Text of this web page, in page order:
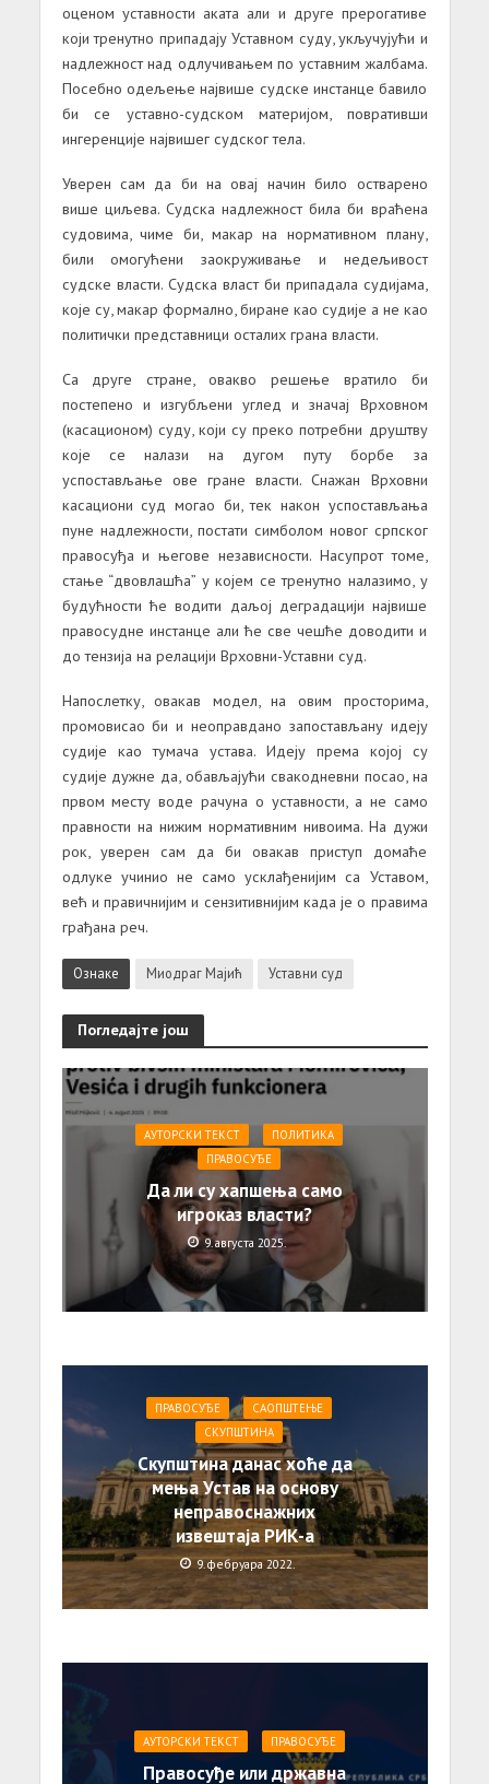
оценом уставности аката али и друге прерогативе
који тренутно припадају Уставном суду, укључујући и
надлежност над одлучивањем по уставним жалбама.
Посебно одељење највише судске инстанце бавило
би се уставно-судском материјом, повративши
ингеренције највишег судског тела.
Уверен сам да би на овај начин било остварено
више циљева. Судска надлежност била би враћена
судовима, чиме би, макар на нормативном плану,
били омогућени заокруживање и недељивост
судске власти. Судска власт би припадала судијама,
које су, макар формално, биране као судије а не као
политички представници осталих грана власти.
Са друге стране, овакво решење вратило би
постепено и изгубљени углед и значај Врховном
(касационом) суду, који су преко потребни друштву
које се налази на дугом путу борбе за
успостављање ове гране власти. Снажан Врховни
касациони суд могао би, тек након успостављања
пуне надлежности, постати симболом новог српског
правосуђа и његове независности. Насупрот томе,
стање “двовлашћа” у којем се тренутно налазимо, у
будућности ће водити даљој деградацији највише
правосудне инстанце али ће све чешће доводити и
до тензија на релацији Врховни-Уставни суд.
Напослетку, овакав модел, на овим просторима,
промовисао би и неоправдано запостављану идеју
судије као тумача устава. Идеју према којој су
судије дужне да, обављајући свакодневни посао, на
првом месту воде рачуна о уставности, а не само
правности на нижим нормативним нивоима. На дужи
рок, уверен сам да би овакав приступ домаће
одлуке учинио не само усклађенијим са Уставом,
већ и правичнијим и сензитивнијим када је о правима
грађана реч.
Ознаке Миодраг Мајић Уставни суд
Погледајте још
АУТОРСКИ ТЕКСТ
ПОЛИТИКА
ПРАВОСУЂЕ
Да ли су хапшења само
игроказ власти?
9. августа 2025.
ПРАВОСУЂЕ
САОПШТЕЊE
СКУПШТИНА
Скупштина данас хоће да
мења Устав на основу
неправоснажних
извештаја РИК-а
9. фебруара 2022.
АУТОРСКИ ТЕКСТ ПРАВОСУЂЕ
Правосуђе или државна